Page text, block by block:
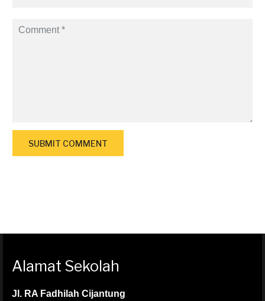
Alamat Sekolah
Jl. RA Fadhilah Cijantung